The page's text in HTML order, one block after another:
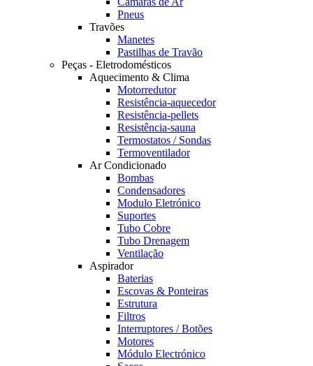
Pneus
Travões
Manetes
Pastilhas de Travão
Peças - Eletrodomésticos
Aquecimento & Clima
Motorredutor
Resistência-aquecedor
Resistência-pellets
Resistência-sauna
Termostatos / Sondas
Termoventilador
Ar Condicionado
Bombas
Condensadores
Modulo Eletrónico
Suportes
Tubo Cobre
Tubo Drenagem
Ventilação
Aspirador
Baterias
Escovas & Ponteiras
Estrutura
Filtros
Interruptores / Botões
Motores
Módulo Electrónico